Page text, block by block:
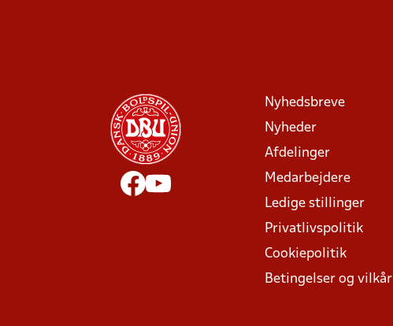
Nyhedsbreve
Nyheder
Afdelinger
Medarbejdere
Ledige stillinger
Privatlivspolitik
Cookiepolitik
Betingelser og vilkår